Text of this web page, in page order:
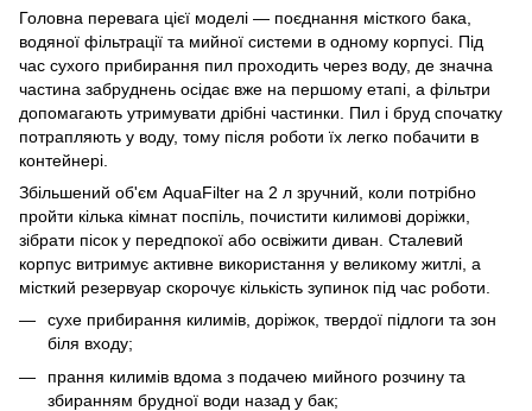
Головна перевага цієї моделі — поєднання місткого бака,
водяної фільтрації та мийної системи в одному корпусі. Під
час сухого прибирання пил проходить через воду, де значна
частина забруднень осідає вже на першому етапі, а фільтри
допомагають утримувати дрібні частинки. Пил і бруд спочатку
потрапляють у воду, тому після роботи їх легко побачити в
контейнері.
Збільшений об'єм AquaFilter на 2 л зручний, коли потрібно
пройти кілька кімнат поспіль, почистити килимові доріжки,
зібрати пісок у передпокої або освіжити диван. Сталевий
корпус витримує активне використання у великому житлі, а
місткий резервуар скорочує кількість зупинок під час роботи.
сухе прибирання килимів, доріжок, твердої підлоги та зон
біля входу;
прання килимів вдома з подачею мийного розчину та
збиранням брудної води назад у бак;